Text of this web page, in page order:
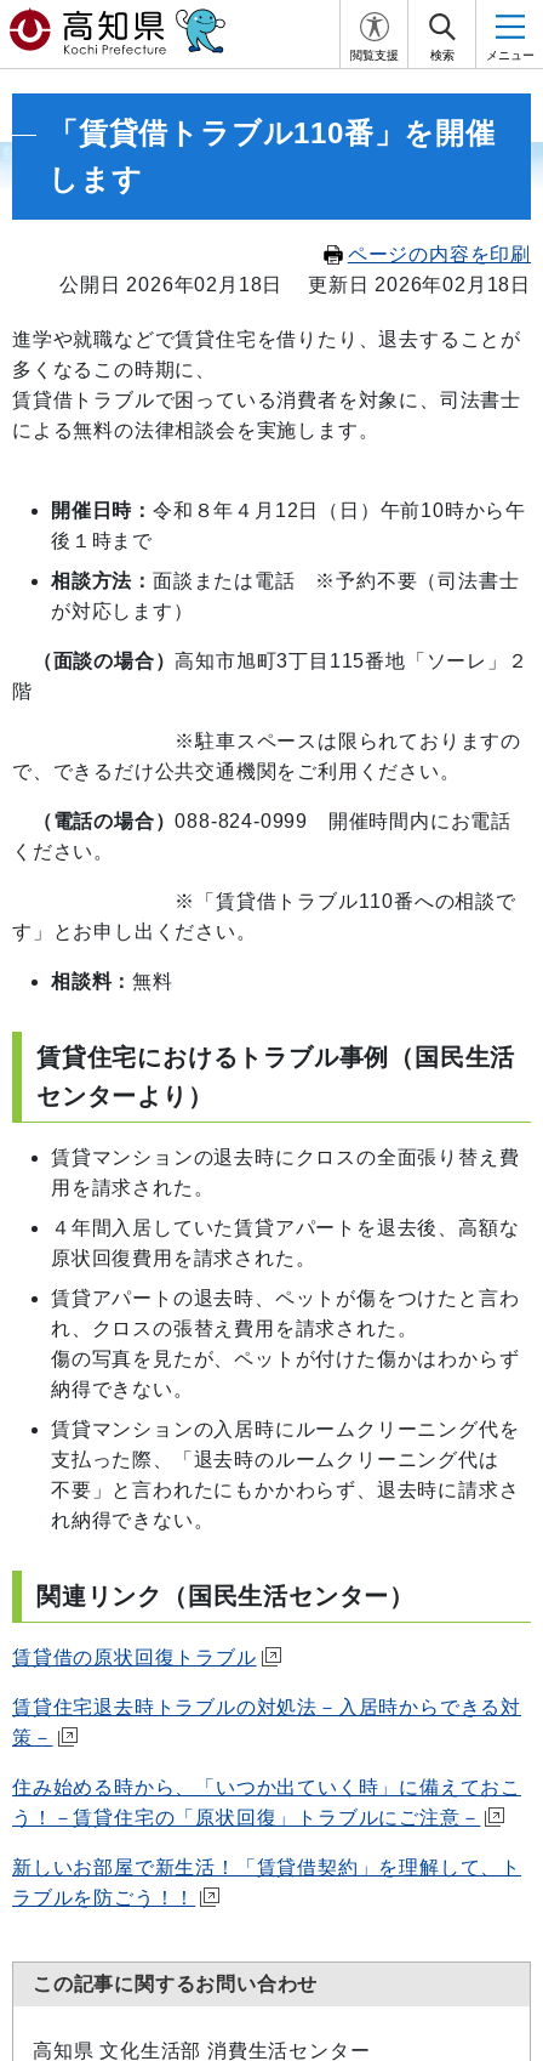
閲覧支援 検索 メニュー
「賃貸借トラブル110番」を開催
します
ページの内容を印刷
公開日 2026年02月18日
更新日 2026年02月18日
進学や就職などで賃貸住宅を借りたり、退去することが
多くなるこの時期に、
賃貸借トラブルで困っている消費者を対象に、司法書士
による無料の法律相談会を実施します。
開催日時： 令和８年４月12日（日）午前10時から午
後１時まで
相談方法： 面談または電話 ※予約不要（司法書士
が対応します）
（面談の場合）高知市旭町3丁目115番地「ソーレ」２
階
※駐車スペースは限られておりますの
で、できるだけ公共交通機関をご利用ください。
（電話の場合）088-824-0999 開催時間内にお電話
ください。
※「賃貸借トラブル110番への相談で
す」とお申し出ください。
相談料：無料
賃貸住宅におけるトラブル事例（国民生活
センターより）
賃貸マンションの退去時にクロスの全面張り替え費
用を請求された。
４年間入居していた賃貸アパートを退去後、高額な
原状回復費用を請求された。
賃貸アパートの退去時、ペットが傷をつけたと言わ
れ、クロスの張替え費用を請求された。
傷の写真を見たが、ペットが付けた傷かはわからず
納得できない。
賃貸マンションの入居時にルームクリーニング代を
支払った際、「退去時のルームクリーニング代は
不要」と言われたにもかかわらず、退去時に請求さ
れ納得できない。
関連リンク（国民生活センター）
賃貸借の原状回復トラブル
賃貸住宅退去時トラブルの対処法－入居時からできる対
策－
住み始める時から、「いつか出ていく時」に備えておこ
う！－賃貸住宅の「原状回復」トラブルにご注意－
新しいお部屋で新生活！「賃貸借契約」を理解して、ト
ラブルを防ごう！！
この記事に関するお問い合わせ
高知県 文化生活部 消費生活センター